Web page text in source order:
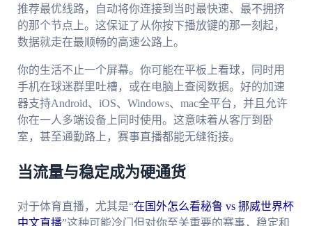
推荐最优线路，自动将你连接到当时最快速、最不拥挤
的那个节点上。这保证了从你按下播放键的那一刻起，
数据就走在最顺畅的高速公路上。
你的生活不止一个屏幕。你可能在平板上看球，同时用
手机在球迷群里吐槽，或在电脑上查阅数据。好的加速
器支持Android、iOS、Windows、mac全平台，并且允许
你在一人多端设备上同时使用。这意味着从客厅到卧
室，甚至通勤路上，赛事直播都能无缝衔接。
当流量与稳定成为硬通货
对于体育直播，尤其是“在国外怎么看秘鲁 vs 挪威世界杯
中文直播”这种可能冷门但对你至关重要的赛事，稳定和